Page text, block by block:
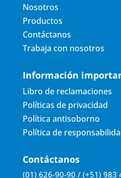
Nosotros
Productos
Contáctanos
Trabaja con nosotros
Información
Libro de reclamaciones
Políticas de privacidad
Política antisoborno
Política de
Contáctanos
(01) 626-90-90 / (+51) 983